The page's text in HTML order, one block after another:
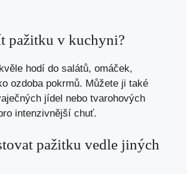
pažitku v kuchyni?
hodí do salátů, omáček,
ozdoba pokrmů. Můžete ji také
jídel nebo tvarohových
intenzivnější chuť.
pažitku vedle jiných